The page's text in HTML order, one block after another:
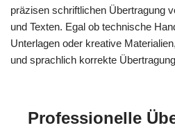
präzisen schriftlichen Übertragung
und Texten. Egal ob technische
Unterlagen oder kreative
und sprachlich korrekte
Professionelle